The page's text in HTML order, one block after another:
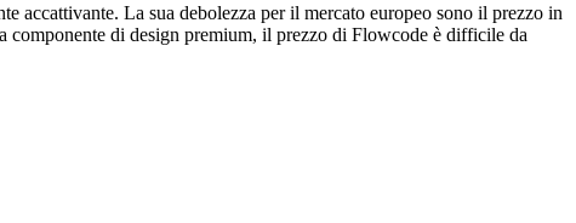
accattivante. La sua debolezza per il mercato europeo sono il prezzo in
componente di design premium, il prezzo di Flowcode è difficile da